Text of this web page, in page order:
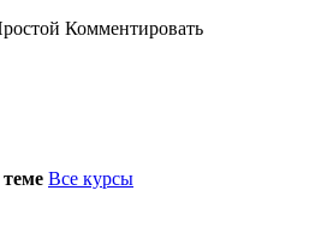
Комментировать
Все курсы